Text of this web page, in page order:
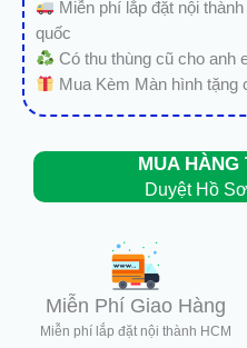
Miễn phí lắp đặt nội
quốc
Có thu thùng cũ cho anh
Mua Kèm Màn hình tặng
MUA HÀNG
Duyệt Hồ
Miễn Phí Giao Hàng
Miễn phí lắp đặt nội thành HCM